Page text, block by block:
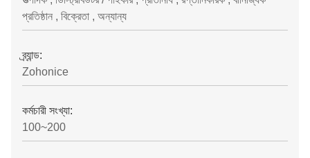
প্রতিষ্ঠান , বিক্রেতা , অন্যান্য
ব্র্যান্ড:
Zohonice
কর্মচারী সংখ্যা:
100~200